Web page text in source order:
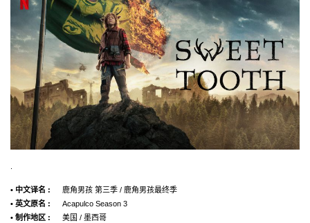
• 中文译名 :
鹿角男孩 第三季 / 鹿角男孩最终季
• 英文原名 :
Acapulco Season 3
• 制作地区 :
美国 / 墨西哥